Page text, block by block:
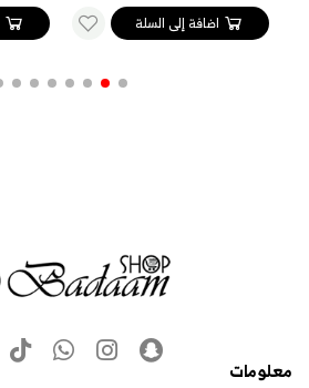
اضافة إلى السلة
معلومات